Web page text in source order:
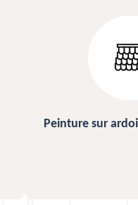
Urgence fuite